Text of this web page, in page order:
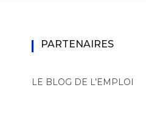
PARTENAIRES
LE BLOG DE L’EMPLOI